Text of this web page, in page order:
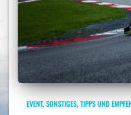
EVENT SONSTIGES TIPPS UND